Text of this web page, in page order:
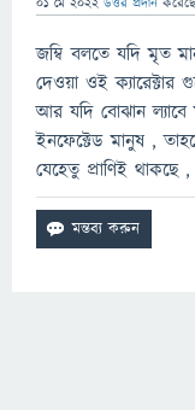
জম্বি বলতে যদি মৃত
দেওয়া ওই ক্যারেক্টার
আর যদি বোঝান ল্যাবে
ইনফেক্টেড মানুষ ,
যেহেতু প্রাণিই